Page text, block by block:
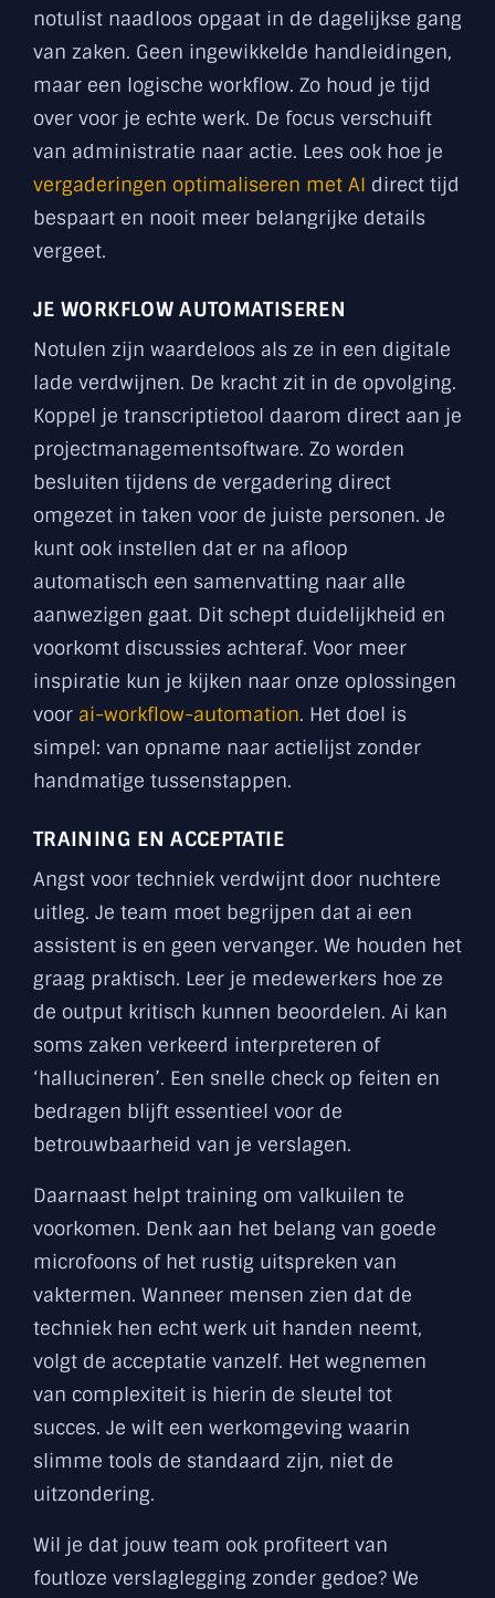
notulist naadloos opgaat in de dagelijkse gang
van zaken. Geen ingewikkelde handleidingen,
maar een logische workflow. Zo houd je tijd
over voor je echte werk. De focus verschuift
van administratie naar actie. Lees ook hoe je
vergaderingen optimaliseren met AI direct tijd
bespaart en nooit meer belangrijke details
vergeet.
JE WORKFLOW AUTOMATISEREN
Notulen zijn waardeloos als ze in een digitale
lade verdwijnen. De kracht zit in de opvolging.
Koppel je transcriptietool daarom direct aan je
projectmanagementsoftware. Zo worden
besluiten tijdens de vergadering direct
omgezet in taken voor de juiste personen. Je
kunt ook instellen dat er na afloop
automatisch een samenvatting naar alle
aanwezigen gaat. Dit schept duidelijkheid en
voorkomt discussies achteraf. Voor meer
inspiratie kun je kijken naar onze oplossingen
voor ai-workflow-automation. Het doel is
simpel: van opname naar actielijst zonder
handmatige tussenstappen.
TRAINING EN ACCEPTATIE
Angst voor techniek verdwijnt door nuchtere
uitleg. Je team moet begrijpen dat ai een
assistent is en geen vervanger. We houden het
graag praktisch. Leer je medewerkers hoe ze
de output kritisch kunnen beoordelen. Ai kan
soms zaken verkeerd interpreteren of
‘hallucineren’. Een snelle check op feiten en
bedragen blijft essentieel voor de
betrouwbaarheid van je verslagen.
Daarnaast helpt training om valkuilen te
voorkomen. Denk aan het belang van goede
microfoons of het rustig uitspreken van
vaktermen. Wanneer mensen zien dat de
techniek hen echt werk uit handen neemt,
volgt de acceptatie vanzelf. Het wegnemen
van complexiteit is hierin de sleutel tot
succes. Je wilt een werkomgeving waarin
slimme tools de standaard zijn, niet de
uitzondering.
Wil je dat jouw team ook profiteert van
foutloze verslaglegging zonder gedoe? We